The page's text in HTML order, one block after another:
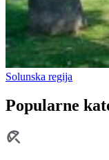
Solunska regija
Popularne